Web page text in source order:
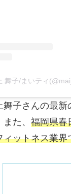
舞子/まいティ
舞子さんの最
た、 福岡県春
ィットネス業